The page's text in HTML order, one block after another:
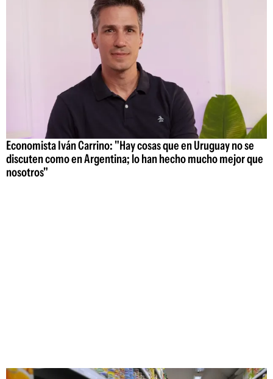
Economista Iván Carrino: "Hay cosas que en Uruguay no se
discuten como en Argentina; lo han hecho mucho mejor que
nosotros"